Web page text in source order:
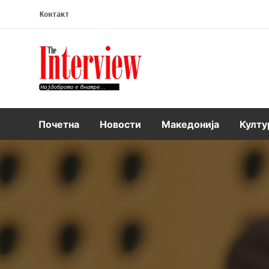
Контакт
Интервју
Почетна Новости Македонија